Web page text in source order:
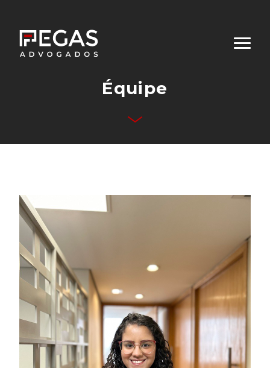
Qui sommes-nous
Domaines d’Activités
Contact
Équipe